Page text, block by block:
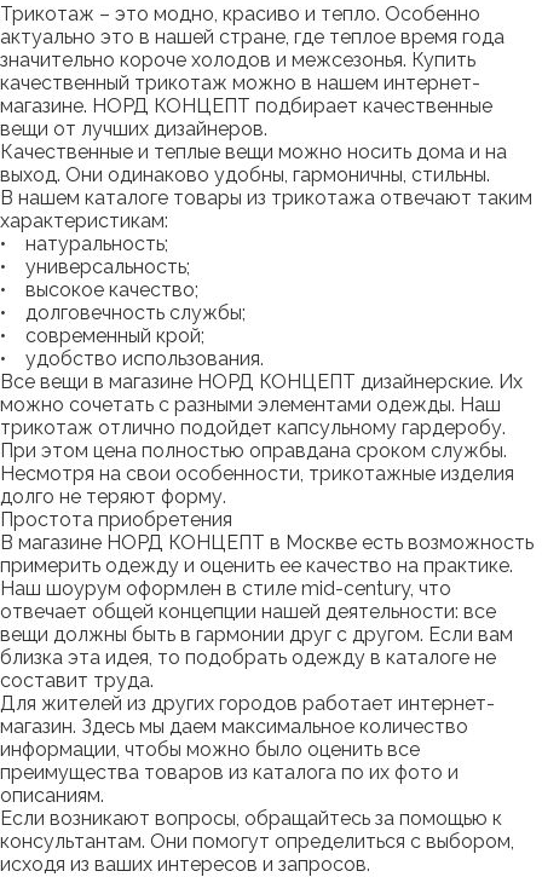
Трикотаж – это модно, красиво и тепло. Особенно
актуально это в нашей стране, где теплое время года
значительно короче холодов и межсезонья. Купить
качественный трикотаж можно в нашем интернет-
магазине. НОРД КОНЦЕПТ подбирает качественные
вещи от лучших дизайнеров.
Качественные и теплые вещи можно носить дома и на
выход. Они одинаково удобны, гармоничны, стильны.
В нашем каталоге товары из трикотажа отвечают таким
характеристикам:
• натуральность;
• универсальность;
• высокое качество;
• долговечность службы;
• современный крой;
• удобство использования.
Все вещи в магазине НОРД КОНЦЕПТ дизайнерские. Их
можно сочетать с разными элементами одежды. Наш
трикотаж отлично подойдет капсульному гардеробу.
При этом цена полностью оправдана сроком службы.
Несмотря на свои особенности, трикотажные изделия
долго не теряют форму.
Простота приобретения
В магазине НОРД КОНЦЕПТ в Москве есть возможность
примерить одежду и оценить ее качество на практике.
Наш шоурум оформлен в стиле mid-century, что
отвечает общей концепции нашей деятельности: все
вещи должны быть в гармонии друг с другом. Если вам
близка эта идея, то подобрать одежду в каталоге не
составит труда.
Для жителей из других городов работает интернет-
магазин. Здесь мы даем максимальное количество
информации, чтобы можно было оценить все
преимущества товаров из каталога по их фото и
описаниям.
Если возникают вопросы, обращайтесь за помощью к
консультантам. Они помогут определиться с выбором,
исходя из ваших интересов и запросов.